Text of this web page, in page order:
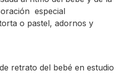
especial
o pastel, adornos y
retrato del bebé en estudio